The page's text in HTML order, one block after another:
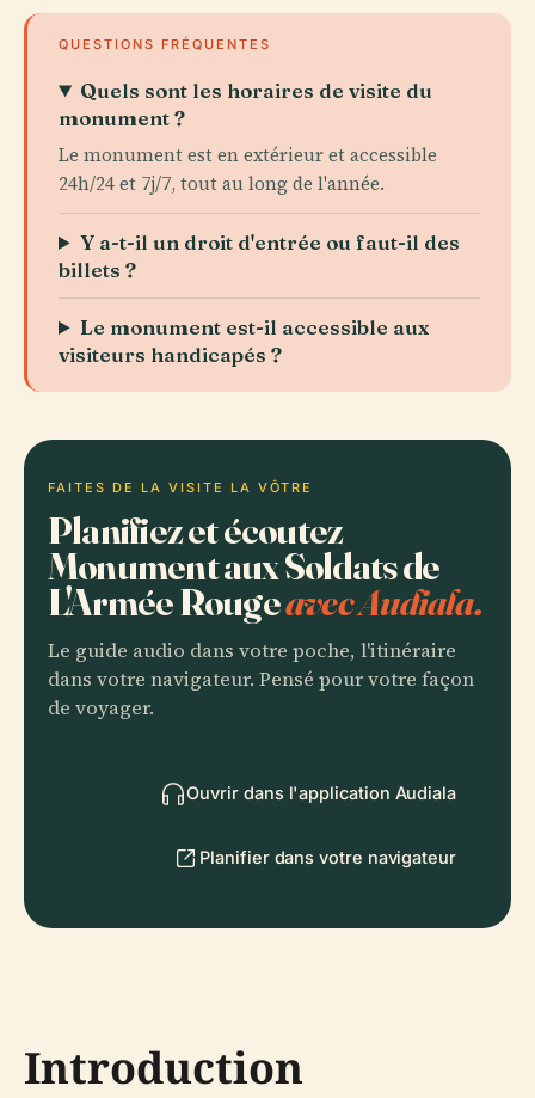
QUESTIONS FRÉQUENTES
Quels sont les horaires de visite du
monument ?
Le monument est en extérieur et accessible
24h/24 et 7j/7, tout au long de l'année.
Y a-t-il un droit d'entrée ou faut-il des
billets ?
Le monument est-il accessible aux
visiteurs handicapés ?
FAITES DE LA VISITE LA VÔTRE
Planifiez et écoutez
Monument aux Soldats de
L'Armée Rougeavec Audiala.
Le guide audio dans votre poche, l'itinéraire
dans votre navigateur. Pensé pour votre façon
de voyager.
Ouvrir dans l'application Audiala
Planifier dans votre navigateur
Introduction